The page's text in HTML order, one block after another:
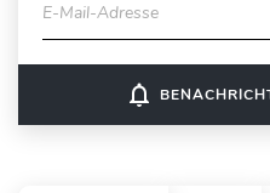
E-Mail-Adresse
notifications_none